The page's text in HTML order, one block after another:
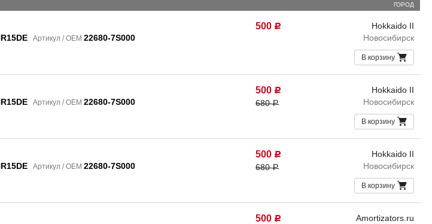
ГОРОД
Артикул / OEM 22680-7S000
500 Р
Hokkaido II
Новосибирск
В корзину
Артикул / OEM 22680-7S000
500 Р
680Р
Hokkaido II
Новосибирск
В корзину
Артикул / OEM 22680-7S000
500 Р
680Р
Hokkaido II
Новосибирск
В корзину
500 Р
Amortizators.ru